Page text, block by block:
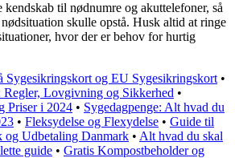
til nødnumre og akuttelefoner, så
skulle opstå. Husk altid at ringe
hvor der er behov for hurtig
Sygesikringskort og EU Sygesikringskort •
Lovgivning og Sikkerhed •
Priser i 2024 • Sygedagpenge: Alt hvad du
• Fleksydelse og Flexydelse • Guide til
og Udbetaling Danmark • Alt hvad du skal
guide • Gratis Kompostbeholder og